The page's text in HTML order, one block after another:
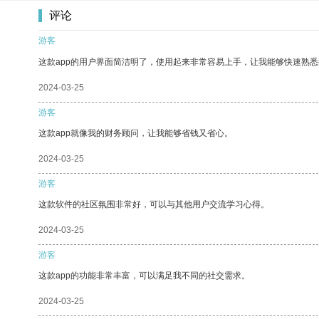
评论
游客
这款app的用户界面简洁明了，使用起来非常容易上手，让我能够快速熟
2024-03-25
游客
这款app就像我的财务顾问，让我能够省钱又省心。
2024-03-25
游客
这款软件的社区氛围非常好，可以与其他用户交流学习心得。
2024-03-25
游客
这款app的功能非常丰富，可以满足我不同的社交需求。
2024-03-25